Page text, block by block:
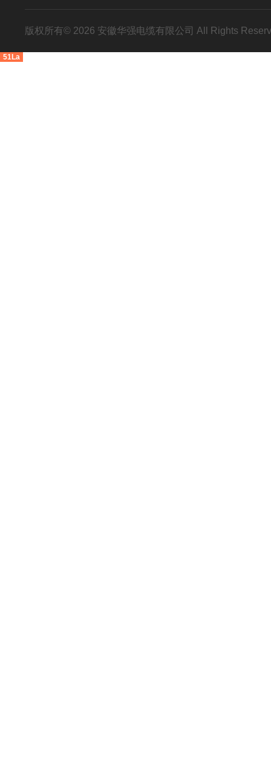
版权所有© 2026 安徽华强电缆有限公司 All Rights
51La